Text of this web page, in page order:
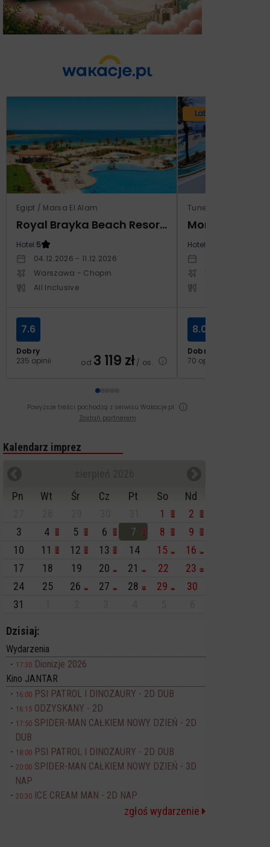
Egipt / Marsa El Alam
Royal Brayka Beach Resort (ex Zee Brayka)
Hotel:5
04.12.2026 - 11.12.2026
Warszawa - Chopin
All Inclusive
Dobry
235 opinii
7.6
od 3 119 zł/ os.
Lato 2026
Tunezja / Monastir
Hotel:
Warszawa -
Dobry
70 opinii
8.0
Powyższe treści pochodzą z serwisu Wakacje.pl
Zostań partnerem
Kalendarz imprez
Pn
Wt Śr Cz Pt So
Nd
1
2
3
4 5 6 7 8
9
10
11 12 13 14 15
16
17
18 19 20 21 22
23
24
25 26 27 28 29
30
31
Dzisiaj:
Wydarzenia
17:30 Dionizje 2026
Kino JANTAR
16:00 PSI PATROL I DINOZAURY - 2D DUB
16:15 ODZYSKANY - 2D
17:50 SPIDER-MAN CAŁKIEM NOWY DZIEŃ - 2D
DUB
18:00 PSI PATROL I DINOZAURY - 2D DUB
20:00 SPIDER-MAN CAŁKIEM NOWY DZIEŃ - 3D
NAP
20:30 ICE CREAM MAN - 2D NAP
zgłoś wydarzenie